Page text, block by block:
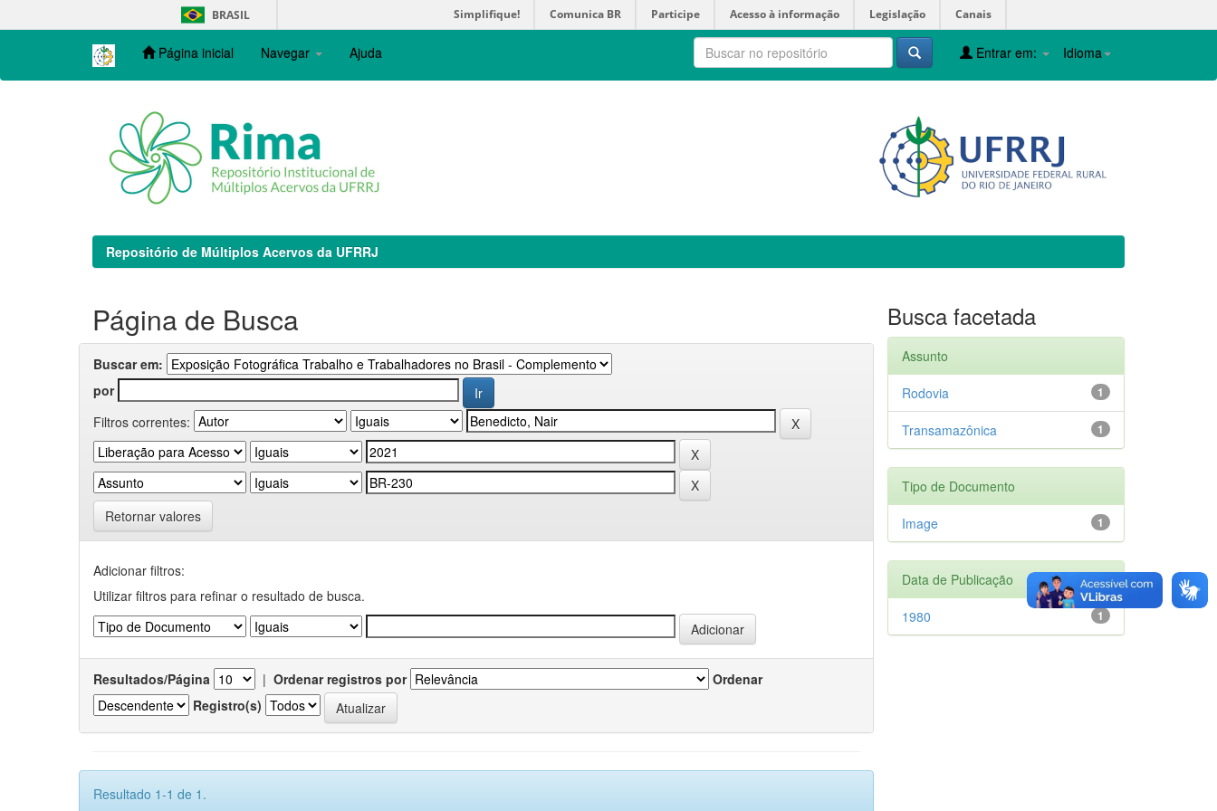
navigation
BRASIL Simplifique! Comunica BR Participe Acesso à informação Legislação Canais
Página inicial Navegar Ajuda Idioma
Entrar em:
Repositório de Múltiplos Acervos da UFRRJ
Página de Busca
Buscar em:
por
Filtros correntes:
Retornar valores
Adicionar filtros:
Utilizar filtros para refinar o resultado de busca.
Resultados/Página | Ordenar registros por
Ordenar
Registro(s)
Resultado 1-1 de 1.
Busca facetada
Assunto
1
Rodovia
1
Transamazônica
Tipo de Documento
1
Image
Data de Publicação
1
1980